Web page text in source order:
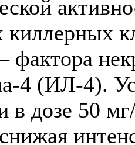
киллерных
фактора
4 (ИЛ-4).
в дозе 50